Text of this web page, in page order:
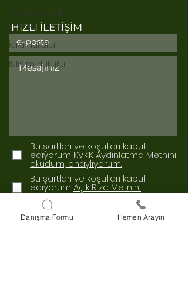
Gayrimenkul
Hukuku
İcra Hukuku
Bilişim Hukuku
HIZLI İLETİŞİM
Bu şartları ve koşulları kabul
ediyorum KVKK Aydınlatma Metnini
okudum, onaylıyorum.
Bu şartları ve koşulları kabul
ediyorum Açık Rıza Metnini
okudum, onaylıyorum.
Gönder
Danışma Formu Hemen Arayın